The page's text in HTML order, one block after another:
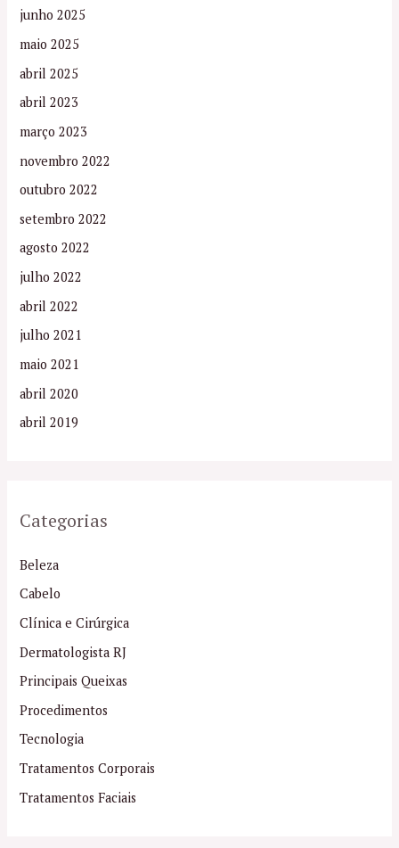
junho 2025
maio 2025
abril 2025
abril 2023
março 2023
novembro 2022
outubro 2022
setembro 2022
agosto 2022
julho 2022
abril 2022
julho 2021
maio 2021
abril 2020
abril 2019
Categorias
Beleza
Cabelo
Clínica e Cirúrgica
Dermatologista RJ
Principais Queixas
Procedimentos
Tecnologia
Tratamentos Corporais
Tratamentos Faciais